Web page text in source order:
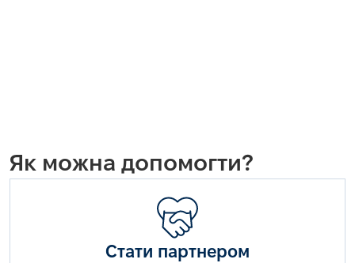
Як можна допомогти?
Стати партнером